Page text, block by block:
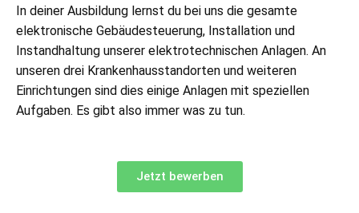
In deiner Ausbildung lernst du bei uns die gesamte
elektronische Gebäudesteuerung, Installation und
Instandhaltung unserer elektrotechnischen Anlagen. An
unseren drei Krankenhausstandorten und weiteren
Einrichtungen sind dies einige Anlagen mit speziellen
Aufgaben. Es gibt also immer was zu tun.
Jetzt bewerben